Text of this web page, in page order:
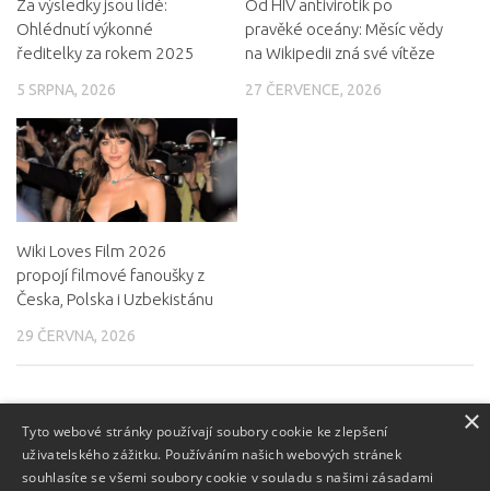
Za výsledky jsou lidé:
Ohlédnutí výkonné
ředitelky za rokem 2025
5 SRPNA, 2026
Od HIV antivirotik po
pravěké oceány: Měsíc vědy
na Wikipedii zná své vítěze
27 ČERVENCE, 2026
Wiki Loves Film 2026
propojí filmové fanoušky z
Česka, Polska i Uzbekistánu
29 ČERVNA, 2026
NAPSAT KOMENTÁŘ
Pro přidávání komentářů se musíte nejdřívepřihlásit.
×
Tyto webové stránky používají soubory cookie ke zlepšení
uživatelského zážitku. Používáním našich webových stránek
souhlasíte se všemi soubory cookie v souladu s našimi zásadami